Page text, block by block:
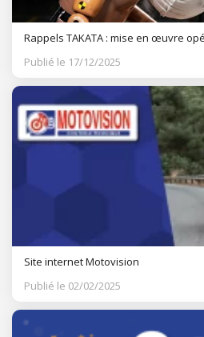
Rappels TAKATA : mise en œuvre
Publié le 17/12/2025
Site internet Motovision
Publié le 02/02/2025